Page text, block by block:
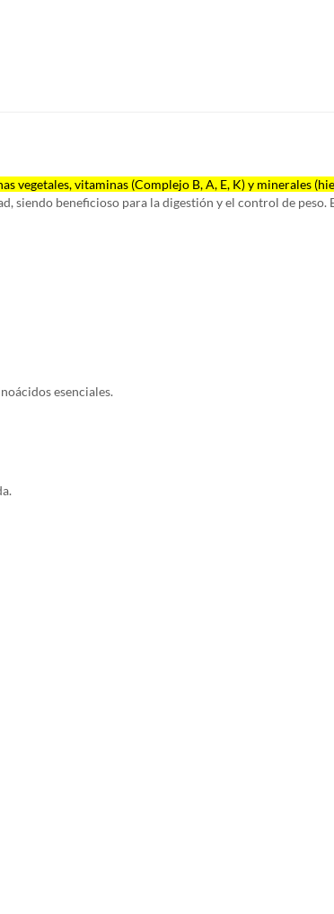
vegetales, vitaminas (Complejo B, A, E, K) y minerales
siendo beneficioso para la digestión y el control de peso.
esenciales.